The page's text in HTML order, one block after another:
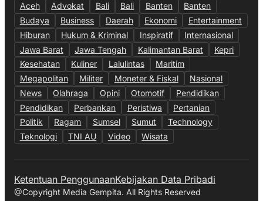
Aceh Advokat Bali Bali Banten
Banten
Budaya
Business Daerah Ekonomi
Entertainment
Hiburan
Hukum & Kriminal Inspiratif
Internasional
Jawa Barat
Jawa Tengah Kalimantan Barat
Kepri
Kesehatan
Kuliner Lalulintas
Maritim
Megapolitan
Militer Moneter & Fiskal
Nasional
News
Olahraga Opini Otomotif
Pendidikan
Pendidikan
Perbankan Peristiwa
Pertanian
Politik
Ragam Sumsel Sumut
Technology
Teknologi
TNI AU Video Wisata
Ketentuan PenggunaanKebijakan Data Pribadi
@Copyright Media Gempita. All Rights Reserved